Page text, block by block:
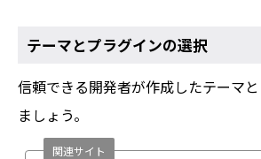
テーマとプラグインの選択
信頼できる開発者が作成したテーマ
ましょう。
関連サイト